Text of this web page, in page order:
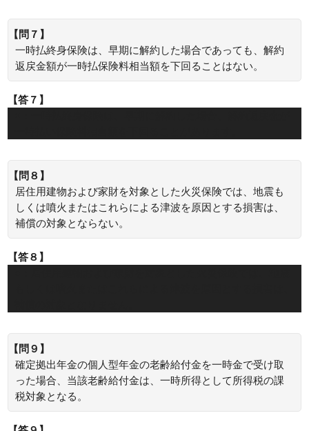
【問７】
一時払終身保険は、早期に解約した場合であっても、解約
返戻金額が一時払保険料相当額を下回ることはない。
【答７】
【問８】
居住用建物および家財を対象とした火災保険では、地震も
しくは噴火またはこれらによる津波を原因とする損害は、
補償の対象とならない。
【答８】
【問９】
確定拠出年金の個人型年金の老齢給付金を一時金で受け取
った場合、当該老齢給付金は、一時所得として所得税の課
税対象となる。